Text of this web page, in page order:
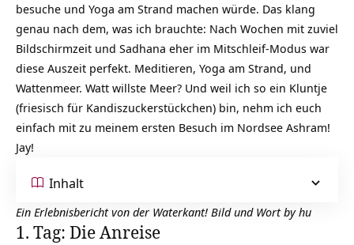
besuche und Yoga am Strand machen würde. Das klang
genau nach dem, was ich brauchte: Nach Wochen mit zuviel
Bildschirmzeit und Sadhana eher im Mitschleif-Modus war
diese Auszeit perfekt. Meditieren, Yoga am Strand, und
Wattenmeer. Watt willste Meer? Und weil ich so ein Kluntje
(friesisch für Kandiszuckerstückchen) bin, nehm ich euch
einfach mit zu meinem ersten Besuch im Nordsee Ashram!
Jay!
Inhalt
Ein Erlebnisbericht von der Waterkant! Bild und Wort by hu
1. Tag: Die Anreise